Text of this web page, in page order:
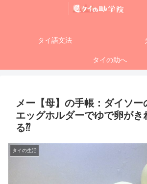
タイ語文法
タイの助へ
メー【母】の手帳：ダイソー
エッグホルダーでゆで卵がき
る⁇
タイの生活